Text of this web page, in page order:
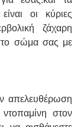
οι κύριες
ζάχαρη
σώμα σας με
απελευθέρωση
στον